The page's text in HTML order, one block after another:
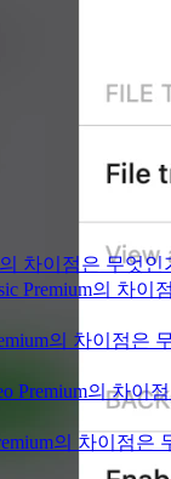
차이점은 무엇인
Premium의 차이
의 차이점은
Premium의 차이
의 차이점은